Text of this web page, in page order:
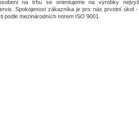
na trhu se orientujeme na výrobky
Spokojenost zákazníka je pro nás prvotní úkol
podle mezinárodních norem ISO 9001.